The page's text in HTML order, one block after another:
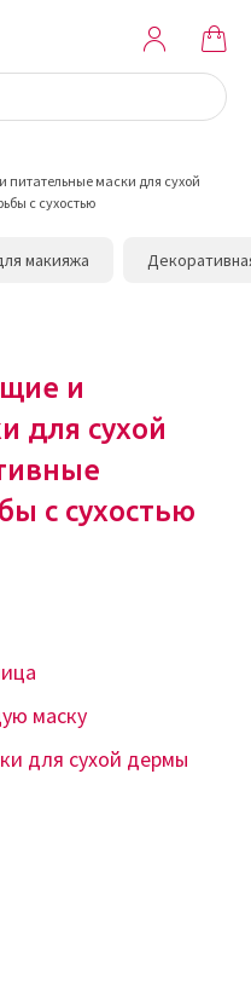
маски для сухой
с сухостью
макияжа
и
для сухой
с сухостью
маску
для сухой дермы